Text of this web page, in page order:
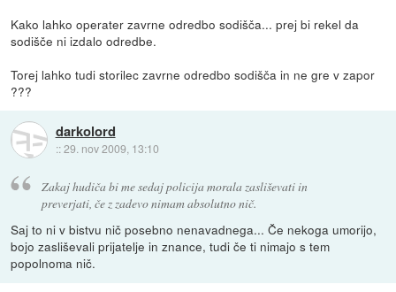
Kako lahko operater zavrne odredbo sodišča... prej bi rekel da
sodišče ni izdalo odredbe.
Torej lahko tudi storilec zavrne odredbo sodišča in ne gre v zapor
???
darkolord
::29. nov 2009, 13:10
Zakaj hudiča bi me sedaj policija morala zasliševati in
preverjati, če z zadevo nimam absolutno nič.
Saj to ni v bistvu nič posebno nenavadnega... Če nekoga umorijo,
bojo zasliševali prijatelje in znance, tudi če ti nimajo s tem
popolnoma nič.